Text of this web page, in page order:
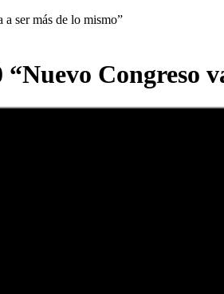
ser más de lo mismo”
Congreso